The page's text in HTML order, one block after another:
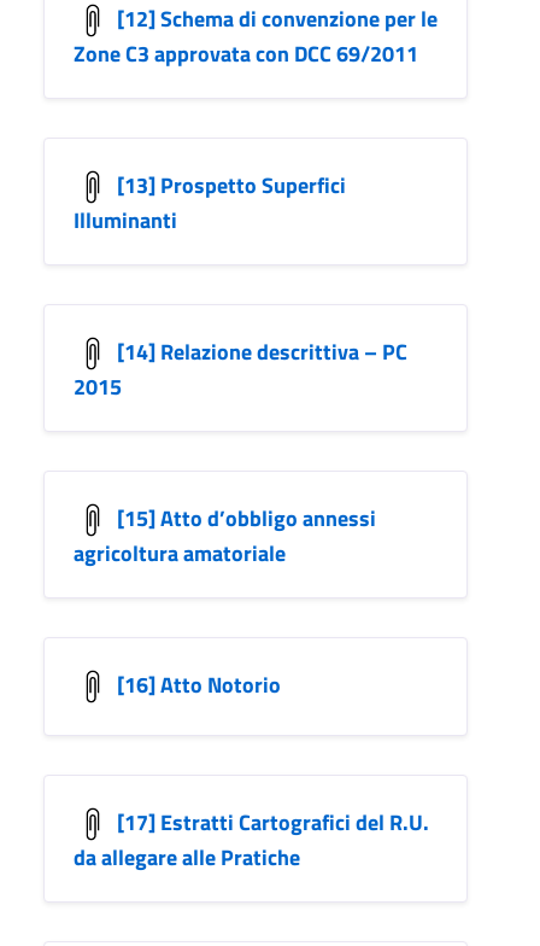
[12] Schema di convenzione per le
Zone C3 approvata con DCC 69/2011
[13] Prospetto Superfici
Illuminanti
[14] Relazione descrittiva – PC
2015
[15] Atto d’obbligo annessi
agricoltura amatoriale
[16] Atto Notorio
[17] Estratti Cartografici del R.U.
da allegare alle Pratiche